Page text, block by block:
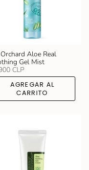
Aloe Real
Gel Mist
CLP
AGREGAR AL
CARRITO